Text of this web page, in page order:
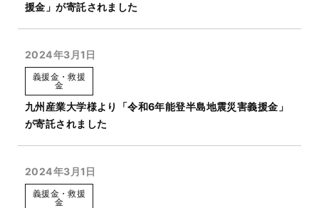
援金」が寄託されました
2024年3月1日
義援金・救援
金
九州産業大学様より「令和6年能登半島地震災害義援金」
が寄託されました
2024年3月1日
義援金・救援
金